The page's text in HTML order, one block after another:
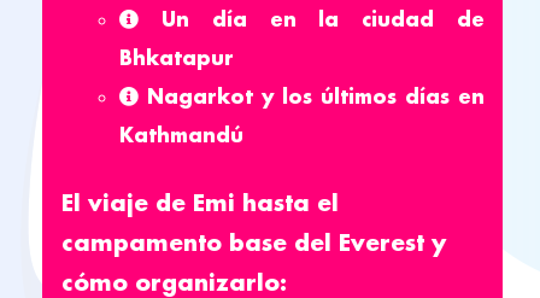
Un día en la ciudad de
Bhkatapur
Nagarkot y los últimos días en
Kathmandú
El viaje de Emi hasta el
campamento base del Everest y
cómo organizarlo: